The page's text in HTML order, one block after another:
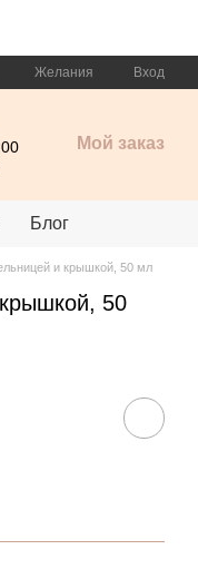
Желания Вход
Мой заказ
Блог
и крышкой, 50 мл
50